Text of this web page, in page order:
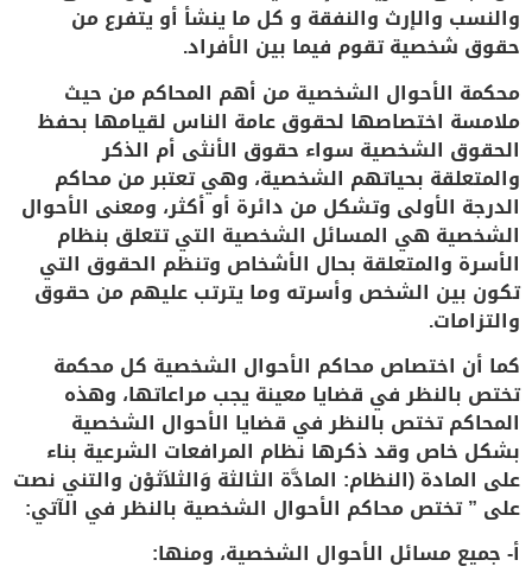
والنسب والإرث والنفقة و كل ما ينشأ أو يتفرع من
حقوق شخصية تقوم فيما بين الأفراد.
محكمة الأحوال الشخصية من أهم المحاكم من حيث
ملامسة اختصاصها لحقوق عامة الناس لقيامها بحفظ
الحقوق الشخصية سواء حقوق الأنثى أم الذكر
والمتعلقة بحياتهم الشخصية، وهي تعتبر من محاكم
الدرجة الأولى وتشكل من دائرة أو أكثر، ومعنى الأحوال
الشخصية هي المسائل الشخصية التي تتعلق بنظام
الأسرة والمتعلقة بحال الأشخاص وتنظم الحقوق التي
تكون بين الشخص وأسرته وما يترتب عليهم من حقوق
والتزامات.
كما أن اختصاص محاكم الأحوال الشخصية كل محكمة
تختص بالنظر في قضايا معينة يجب مراعاتها، وهذه
المحاكم تختص بالنظر في قضايا الأحوال الشخصية
بشكل خاص وقد ذكرها نظام المرافعات الشرعية بناء
على المادة (النظام: المادَّة الثالثة وَالثلاَثوْن والتني نصت
على ” تختص محاكم الأحوال الشخصية بالنظر في الآتي:
أ- جميع مسائل الأحوال الشخصية، ومنها: